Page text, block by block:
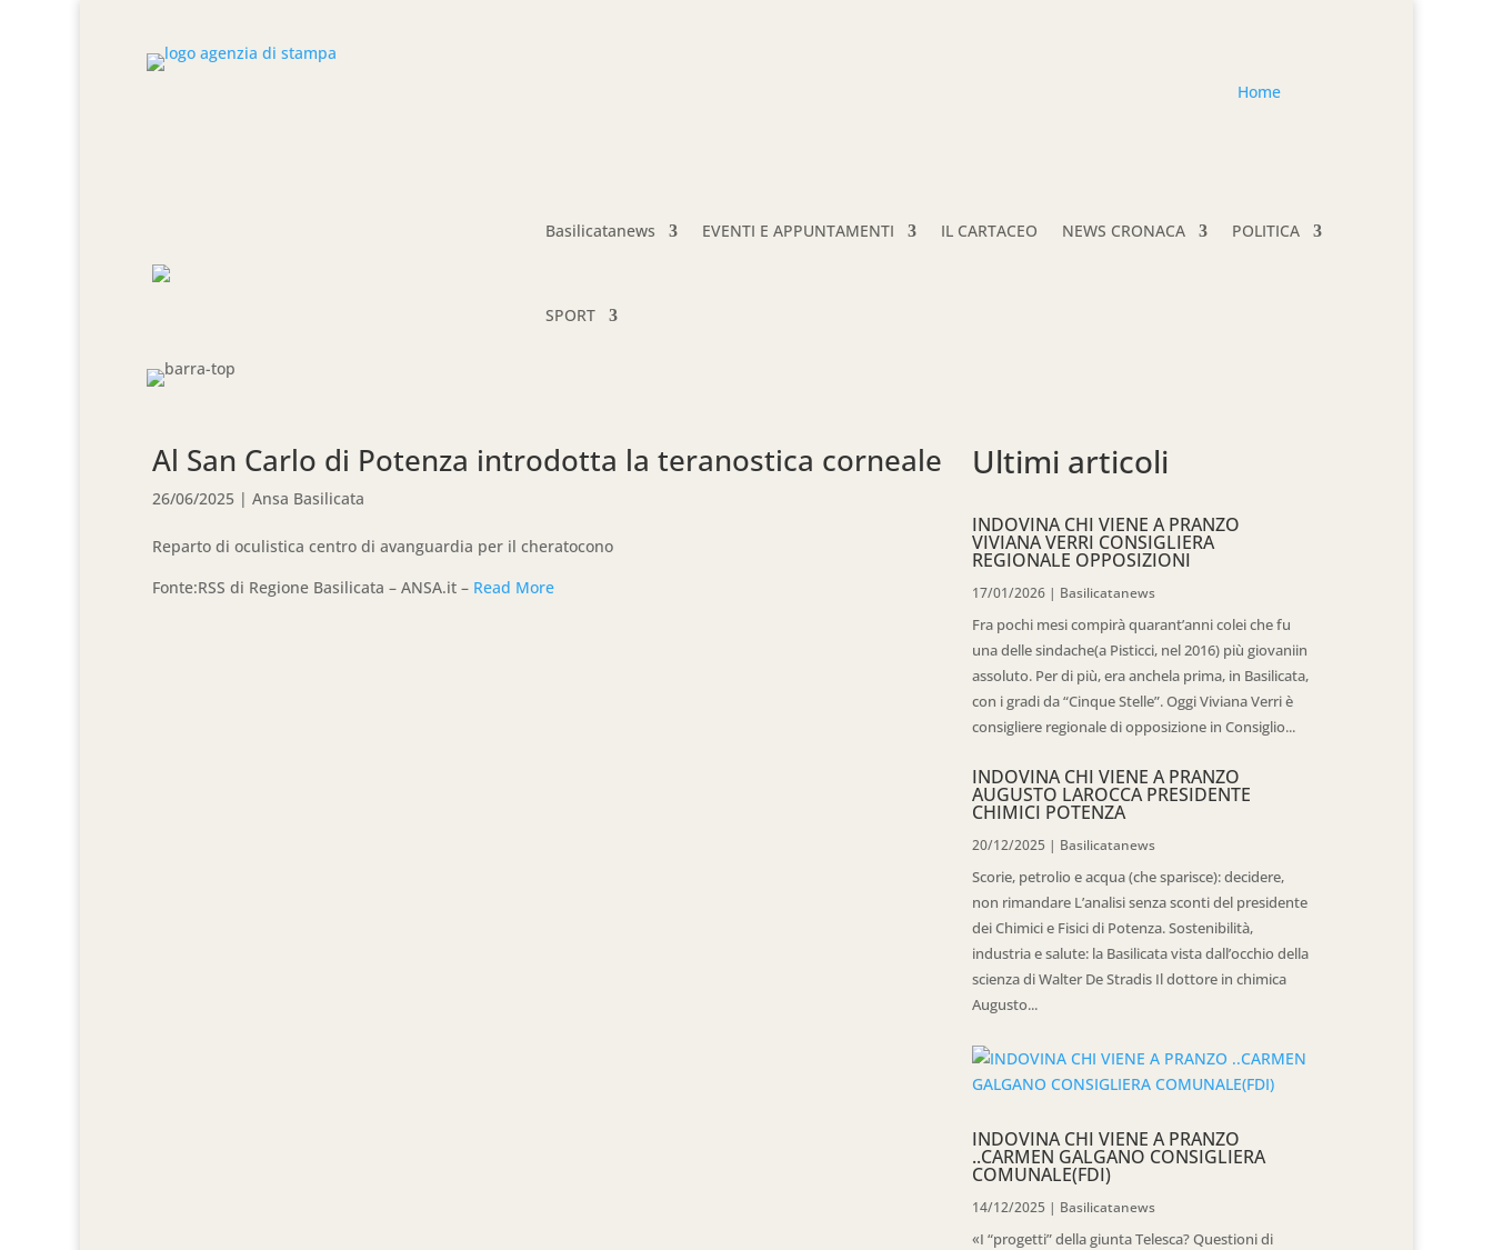
Home
Basilicatanews EVENTI E APPUNTAMENTI IL CARTACEO NEWS CRONACA POLITICA
SPORT
Al San Carlo di Potenza introdotta la teranostica corneale
26/06/2025 | Ansa Basilicata
Reparto di oculistica centro di avanguardia per il cheratocono
Fonte:RSS di Regione Basilicata – ANSA.it – Read More
Ultimi articoli
INDOVINA CHI VIENE A PRANZO
VIVIANA VERRI CONSIGLIERA
REGIONALE OPPOSIZIONI
17/01/2026 | Basilicatanews
Fra pochi mesi compirà quarant’anni colei che fu
una delle sindache(a Pisticci, nel 2016) più giovaniin
assoluto. Per di più, era anchela prima, in Basilicata,
con i gradi da “Cinque Stelle”. Oggi Viviana Verri è
consigliere regionale di opposizione in Consiglio...
INDOVINA CHI VIENE A PRANZO
AUGUSTO LAROCCA PRESIDENTE
CHIMICI POTENZA
20/12/2025 | Basilicatanews
Scorie, petrolio e acqua (che sparisce): decidere,
non rimandare L’analisi senza sconti del presidente
dei Chimici e Fisici di Potenza. Sostenibilità,
industria e salute: la Basilicata vista dall’occhio della
scienza di Walter De Stradis Il dottore in chimica
Augusto...
INDOVINA CHI VIENE A PRANZO
..CARMEN GALGANO CONSIGLIERA
COMUNALE(FDI)
14/12/2025 | Basilicatanews
«I “progetti” della giunta Telesca? Questioni di